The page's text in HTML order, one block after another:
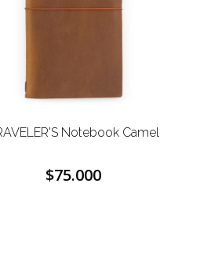
Notebook Camel
$75.000